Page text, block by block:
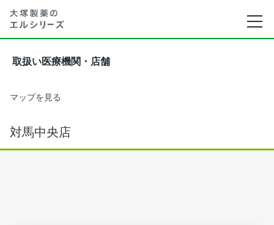
取扱い医療機関・店舗
マップを見る
対馬中央店